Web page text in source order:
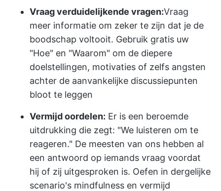
Vraag verduidelijkende vragen:Vraag
meer informatie om zeker te zijn dat je de
boodschap voltooit. Gebruik gratis uw
"Hoe" en "Waarom" om de diepere
doelstellingen, motivaties of zelfs angsten
achter de aanvankelijke discussiepunten
bloot te leggen
Vermijd oordelen: Er is een beroemde
uitdrukking die zegt: "We luisteren om te
reageren." De meesten van ons hebben al
een antwoord op iemands vraag voordat
hij of zij uitgesproken is. Oefen in dergelijke
scenario's mindfulness en vermijd